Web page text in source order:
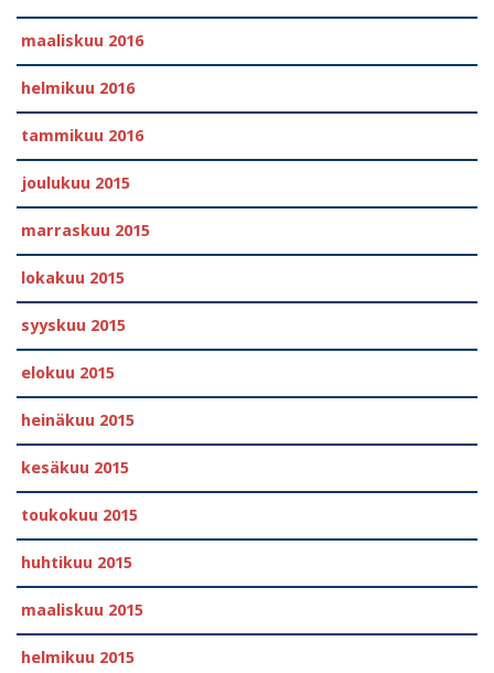
maaliskuu 2016
helmikuu 2016
tammikuu 2016
joulukuu 2015
marraskuu 2015
lokakuu 2015
syyskuu 2015
elokuu 2015
heinäkuu 2015
kesäkuu 2015
toukokuu 2015
huhtikuu 2015
maaliskuu 2015
helmikuu 2015